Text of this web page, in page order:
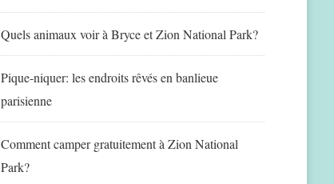
Quels animaux voir à Bryce et Zion National Park?
Pique-niquer: les endroits rêvés en banlieue
parisienne
Comment camper gratuitement à Zion National
Park?